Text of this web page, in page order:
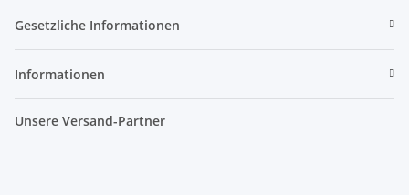
Gesetzliche Informationen
Informationen
Unsere Versand-Partner